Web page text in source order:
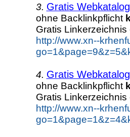
3. Gratis
ohne Backlinkpflicht
Gratis Linkerzeichnis
http://www.xn--
4. Gratis
ohne Backlinkpflicht
Gratis Linkerzeichnis
http://www.xn--